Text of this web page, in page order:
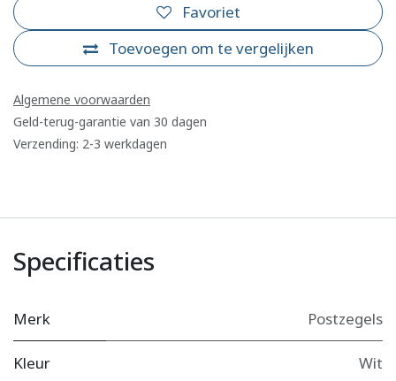
Toevoegen om te vergelijken
Favoriet
Algemene voorwaarden
Geld-terug-garantie van 30 dagen
Verzending: 2-3 werkdagen
Specificaties
Merk Postzegels
Kleur Wit